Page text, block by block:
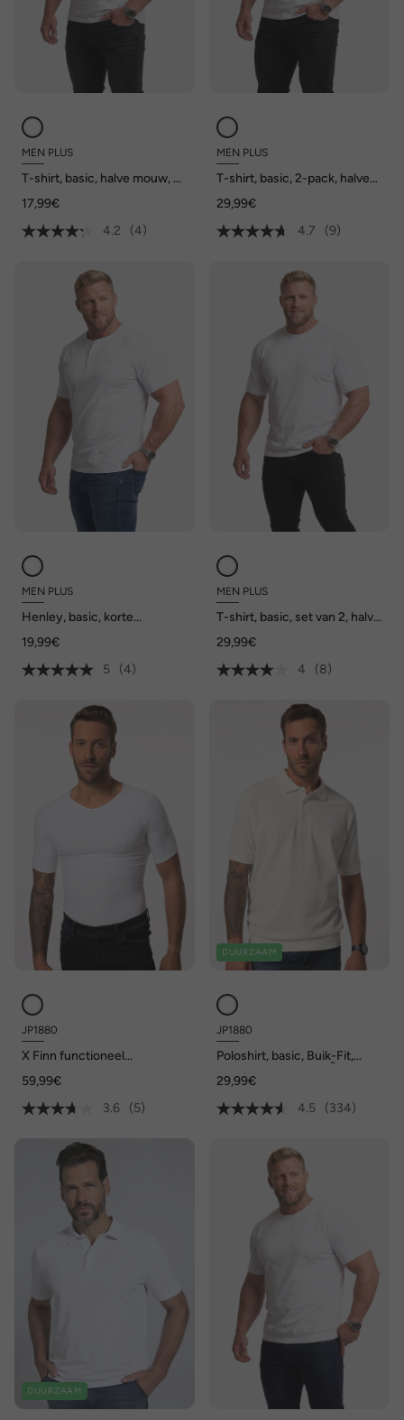
MEN PLUS
T-shirt, basic, halve mouw, V-
17,99€
4.2
(4)
MEN PLUS
T-shirt, basic, 2-pack, halve
29,99€
4.7
(9)
MEN PLUS
Henley, basic, korte
19,99€
5
(4)
MEN PLUS
T-shirt, basic, set van 2, halve
29,99€
4
(8)
JP1880
X Finn functioneel
8XL
59,99€
3.6
(5)
DUURZAAM
JP1880
Poloshirt, basic, Buik-Fit,
tot 10XL
29,99€
4.5
(334)
DUURZAAM